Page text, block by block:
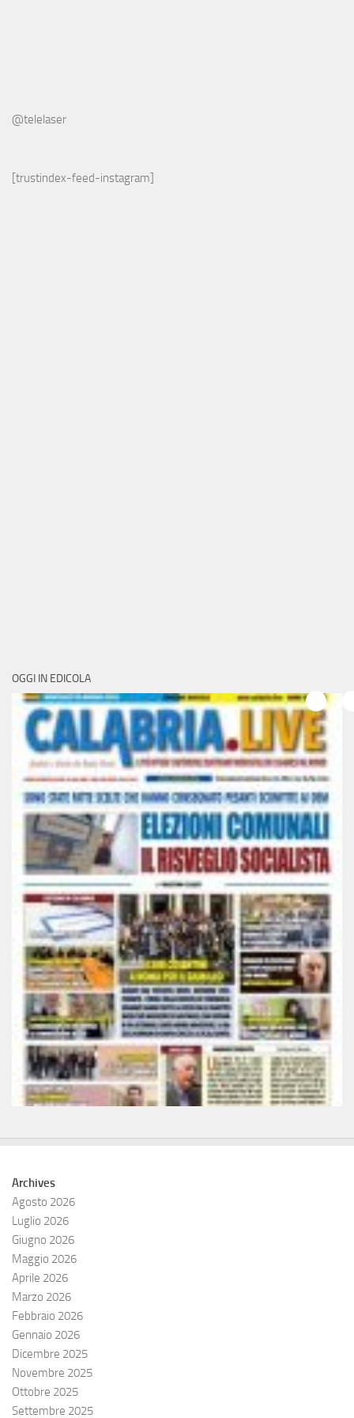
@telelaser
[trustindex-feed-instagram]
OGGI IN EDICOLA
Archives
Agosto 2026
Luglio 2026
Giugno 2026
Maggio 2026
Aprile 2026
Marzo 2026
Febbraio 2026
Gennaio 2026
Dicembre 2025
Novembre 2025
Ottobre 2025
Settembre 2025